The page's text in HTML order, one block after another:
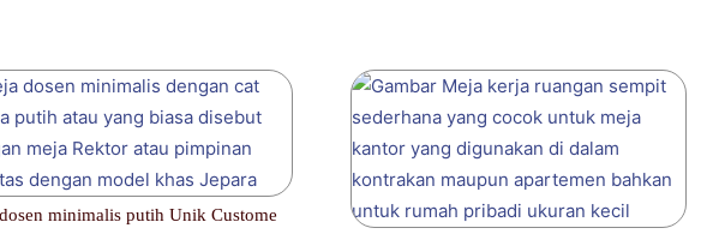
minimalis putih Unik Custome